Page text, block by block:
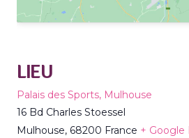
LIEU
Palais des Sports, Mulhouse
16 Bd Charles Stoessel
Mulhouse, 68200 France + Google